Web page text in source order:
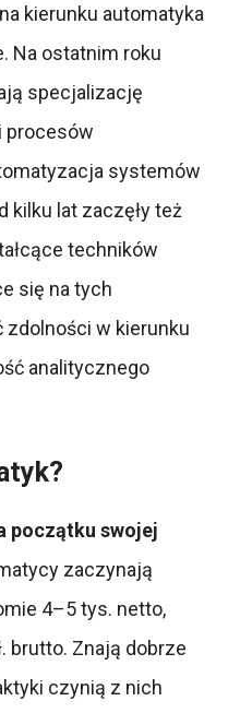
kierunku automatyka
Na ostatnim roku
specjalizację
procesów
systemów
kilku lat zaczęły też
techników
się na tych
zdolności w kierunku
analitycznego
początku swojej
zaczynają
4–5 tys. netto,
brutto. Znają dobrze
czynią z nich